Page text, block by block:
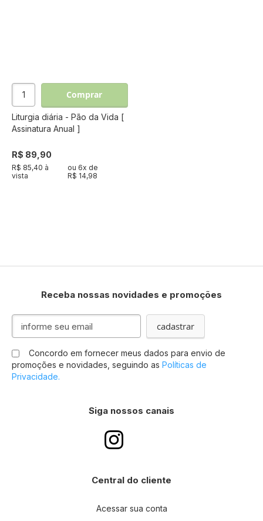
Comprar
Liturgia diária - Pão da Vida [
Assinatura Anual ]
R$ 89,90
R$ 85,40 à
vista
ou 6x de
R$ 14,98
Receba nossas novidades e promoções
Inscreva-
nossa
Newsletter:
cadastrar
Concordo em fornecer meus dados para envio de
promoções e novidades, seguindo as Políticas de
Privacidade.
Siga nossos canais
Central do cliente
Acessar sua conta